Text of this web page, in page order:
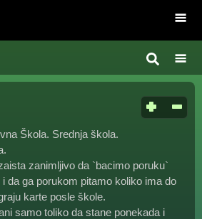
Škola. Srednja škola.
zanimljivo da `bacimo poruku`
da ga porukom pitamo koliko ima do
karte posle škole.
samo toliko da stane ponekada i